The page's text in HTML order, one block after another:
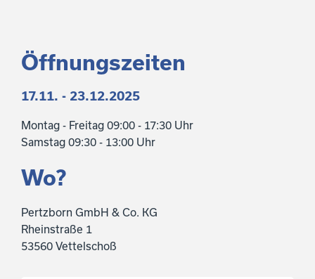
Öffnungszeiten
17.11. - 23.12.2025
Montag - Freitag 09:00 - 17:30 Uhr
Samstag 09:30 - 13:00 Uhr
Wo?
Pertzborn GmbH & Co. KG
Rheinstraße 1
53560 Vettelschoß